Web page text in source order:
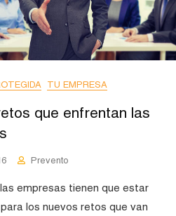
TU EMPRESA
que enfrentan las
Prevento
empresas tienen que estar
los nuevos retos que van